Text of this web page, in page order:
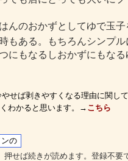
んのおかずとしてゆで玉
もある。もちろんシンプ
にもなるしおかずにもな
せば剥きやすくなる理由に関し
わかると思います。→ こちら
押せば続きが読めます。登録不要